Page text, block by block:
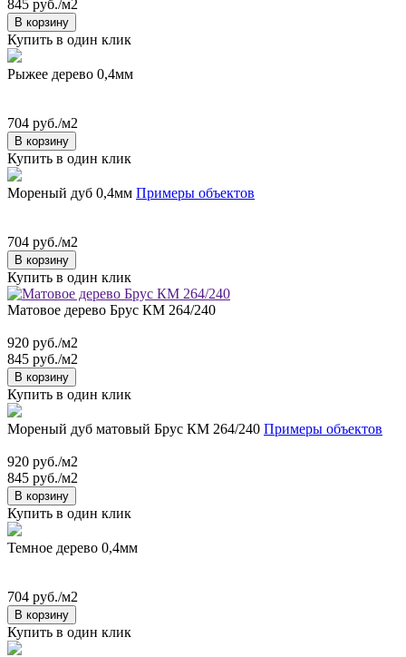
845 руб./м2
В корзину
Купить в один клик
Рыжее дерево 0,4мм
704 руб./м2
В корзину
Купить в один клик
Мореный дуб 0,4мм Примеры объектов
704 руб./м2
В корзину
Купить в один клик
Матовое дерево Брус КМ 264/240
920 руб./м2
845 руб./м2
В корзину
Купить в один клик
Мореный дуб матовый Брус КМ 264/240 Примеры объектов
920 руб./м2
845 руб./м2
В корзину
Купить в один клик
Темное дерево 0,4мм
704 руб./м2
В корзину
Купить в один клик